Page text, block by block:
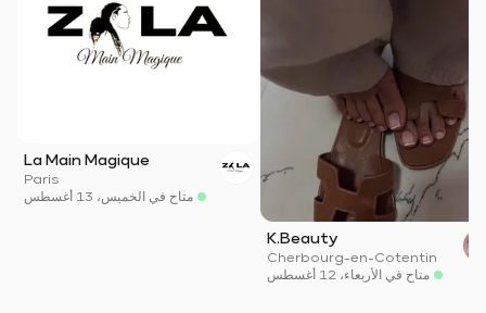
La Main Magique
Paris
متاح في الخميس، 13 أغسطس
K.Beauty
Cherbourg-en-Cotentin
متاح في الأربعاء، 12 أغسطس